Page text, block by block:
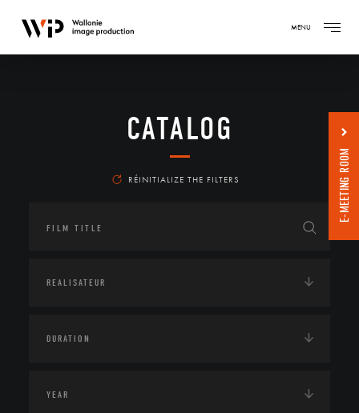
MENU
CATALOG
RÉINITIALIZE THE FILTERS E-MEETING ROOM